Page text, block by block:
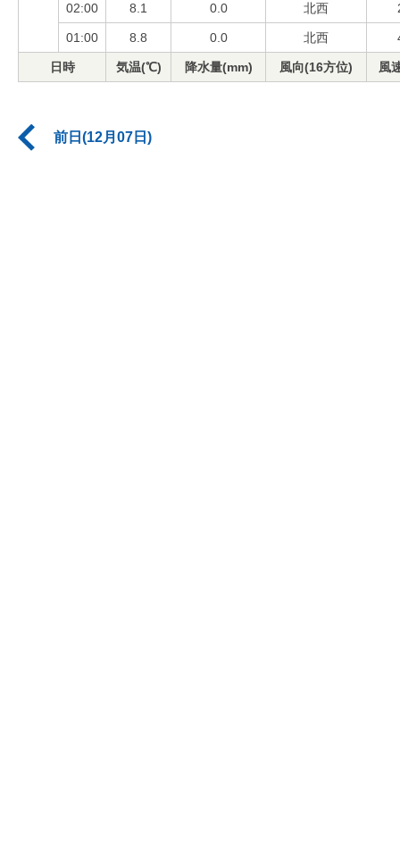
02:00 8.1 0.0 北西
01:00 8.8 0.0 北西
日時 気温(℃) 降水量(mm) 風向(16方位) 風
前日(12月07日)